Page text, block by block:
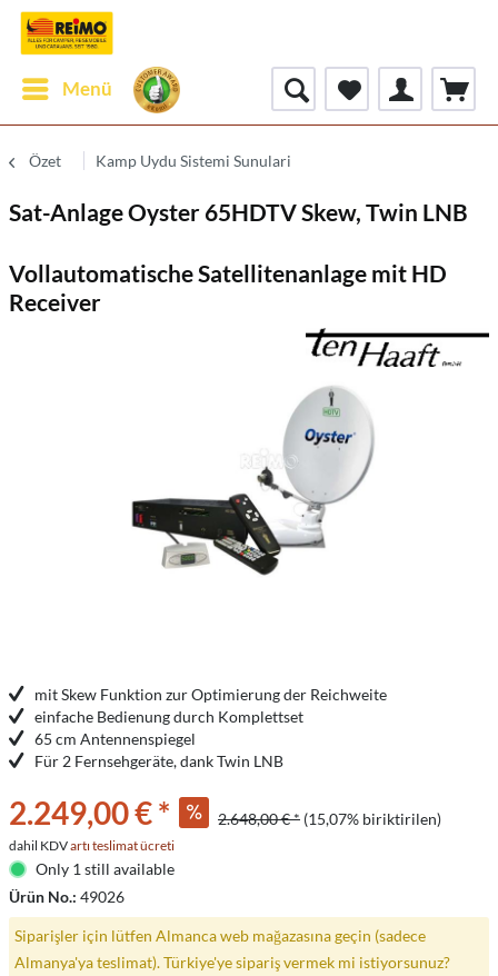
Menü
Özet Kamp Uydu Sistemi Sunulari
Sat-Anlage Oyster 65HDTV Skew, Twin LNB
Vollautomatische Satellitenanlage mit HD
Receiver
mit Skew Funktion zur Optimierung der Reichweite
einfache Bedienung durch Komplettset
65 cm Antennenspiegel
Für 2 Fernsehgeräte, dank Twin LNB
2.249,00 € * 2.648,00 € * (15,07% biriktirilen)
dahil KDVartı teslimat ücreti
Only 1 still available
Ürün No.: 49026
Siparişler için lütfen Almanca web mağazasına geçin (sadece
Almanya'ya teslimat). Türkiye'ye sipariş vermek mi istiyorsunuz?